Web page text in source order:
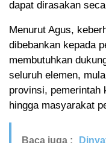
dapat dirasakan
Menurut Agus,
dibebankan kepada
membutuhkan
seluruh elemen,
provinsi, pemerintah
hingga masyarakat
Baca juga :